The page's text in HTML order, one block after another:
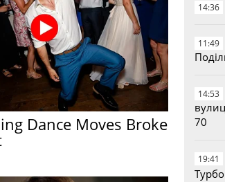
Dance Moves Broke
14:36
11:49
14:53
70
19:41